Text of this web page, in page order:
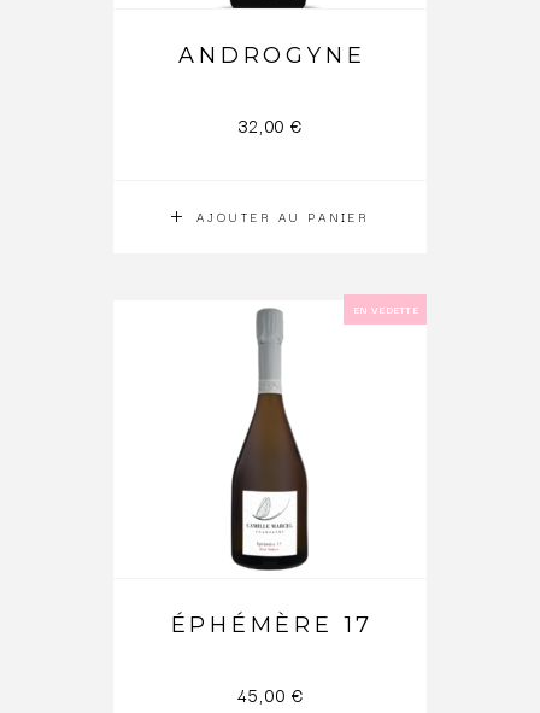
AJOUTER AU PANIER
ANDROGYNE
32,00 €
EN VEDETTE
ÉPHÉMÈRE 17
45,00 €